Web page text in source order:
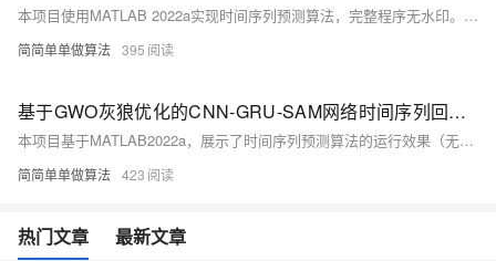
本项目使用MATLAB 2022a实现时间序列预测算法，完整程序无水印。核心代码包含详细中文注释和操作视频。算法基于CNN-LSTM-SAM网络，融合卷积层、LSTM层与自注意力机制，适用于金融市场、气象预报等领域。通过数据归一化、种群初始化、适应度计算及参数优化等步骤，有效处理非线性时间序列，输出精准预测结果。
简简单单做算法 395
基于GWO灰狼优化的CNN-GRU-SAM网络时间序列回归预测算法matlab仿真
本项目基于MATLAB2022a，展示了时间序列预测算法的运行效果（无水印）。核心程序包含详细中文注释和操作视频。算法采用CNN-GRU-SAM网络，结合灰狼优化(GWO)，通过卷积层提取局部特征、GRU处理长期依赖、自注意力机制捕捉全局特征，最终实现复杂非线性时间序列的高效预测。
简简单单做算法 423
热门文章 最新文章